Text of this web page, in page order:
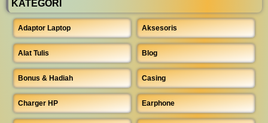
KATEGORI
Adaptor Laptop Aksesoris
Alat Tulis Blog
Bonus & Hadiah Casing
Charger HP Earphone